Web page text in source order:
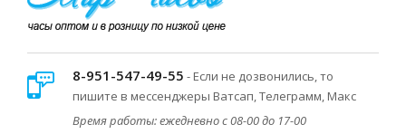
8-951-547-49-55 - Если не дозвонились, то
пишите в мессенджеры Ватсап, Телеграмм, Макс
Время работы: ежедневно с 08-00 до 17-00